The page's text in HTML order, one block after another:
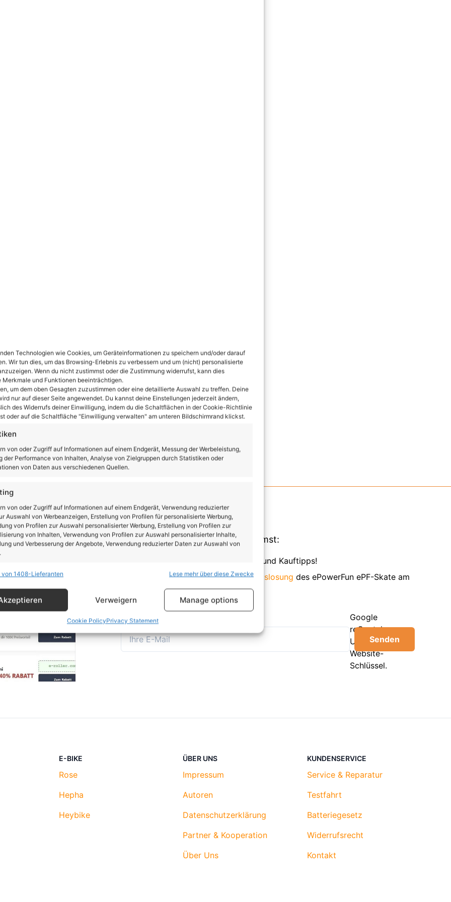
Technologien wie Cookies, um Geräteinformationen zu speichern und/oder darauf
Wir tun dies, um das Browsing-Erlebnis zu verbessern und um (nicht) personalisierte
Wenn du nicht zustimmst oder die Zustimmung widerrufst, kann dies
Merkmale und Funktionen beeinträchtigen.
um dem oben Gesagten zuzustimmen oder eine detaillierte Auswahl zu treffen. Deine
nur auf dieser Seite angewendet. Du kannst deine Einstellungen jederzeit ändern,
des Widerrufs deiner Einwilligung, indem du die Schaltflächen in der Cookie-Richtlinie
oder auf die Schaltfläche "Einwilligung verwalten" am unteren Bildschirmrand klickst.
von oder Zugriff auf Informationen auf einem Endgerät, Messung der Werbeleistung,
der Performance von Inhalten, Analyse von Zielgruppen durch Statistiken oder
von Daten aus verschiedenen Quellen.
von oder Zugriff auf Informationen auf einem Endgerät, Verwendung reduzierter
Auswahl von Werbeanzeigen, Erstellung von Profilen für personalisierte Werbung,
von Profilen zur Auswahl personalisierter Werbung, Erstellung von Profilen zur
von Inhalten, Verwendung von Profilen zur Auswahl personalisierter Inhalte,
und Verbesserung der Angebote, Verwendung reduzierter Daten zur Auswahl von
Immer aktiv
und Kombination von Daten aus unterschiedlichen Quellen,
verschiedener Endgeräte, Identifikation von Endgeräten anhand
übermittelter Informationen.
der Sicherheit, Verhinderung und Aufdeckung
und Inhalten, Ihre Entscheidungen zum
speichern und übermitteln.
Immer aktiv
von 1408-Lieferanten Lese mehr über diese Zwecke
Verweigern Manage options
Cookie PolicyPrivacy Statement
zu
Einfach eintragen und Du bekommst:
die aktuellen Rabattcodes, Deals und Kauftipps!
Du nimmst automatisch an der Auslosung des ePowerFun ePF-Skate am
31.12.2026 teil
Google
reCaptcha:
Ungültiger
Website-
Schlüssel.
Senden
E-BIKE
Rose
Hepha
Heybike
ÜBER UNS
Impressum
Autoren
Datenschutzerklärung
Partner & Kooperation
Über Uns
KUNDENSERVICE
Service & Reparatur
Testfahrt
Batteriegesetz
Widerrufsrecht
Kontakt